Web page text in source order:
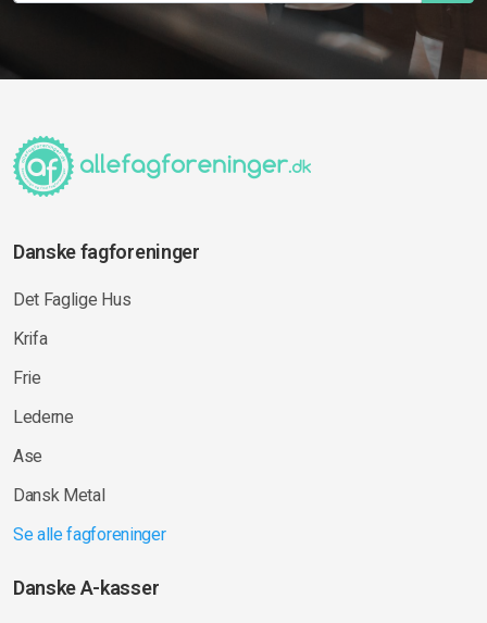
Danske fagforeninger
Det Faglige Hus
Krifa
Frie
Lederne
Ase
Dansk Metal
Se alle fagforeninger
Danske A-kasser